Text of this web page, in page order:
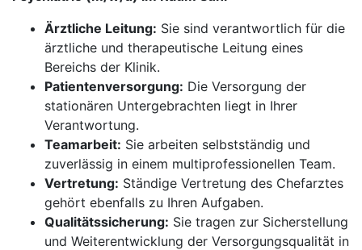
Ärztliche Leitung: Sie sind verantwortlich für die
ärztliche und therapeutische Leitung eines
Bereichs der Klinik.
Patientenversorgung: Die Versorgung der
stationären Untergebrachten liegt in Ihrer
Verantwortung.
Teamarbeit: Sie arbeiten selbstständig und
zuverlässig in einem multiprofessionellen Team.
Vertretung: Ständige Vertretung des Chefarztes
gehört ebenfalls zu Ihren Aufgaben.
Qualitätssicherung: Sie tragen zur Sicherstellung
und Weiterentwicklung der Versorgungsqualität in